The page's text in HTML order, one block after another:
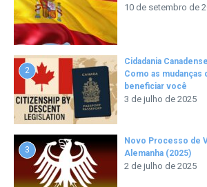
10 de setembro de
2
Cidadania
Como as mudanças
beneficiar você
3 de julho de 2025
3
Novo Processo de
Alemanha (2025)
2 de julho de 2025